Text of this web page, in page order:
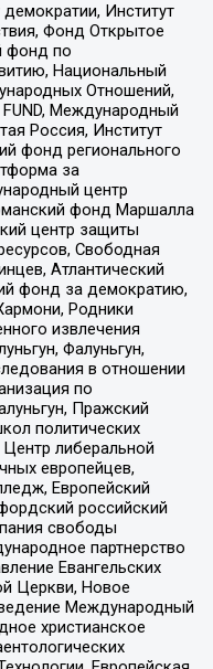
Институт
Фонд Открытое
фонд по
Национальный
Отношений,
FUND, Международный
Россия, Институт
фонд регионального
за
центр
фонд Маршалла
центр защиты
Свободная
Атлантический
фонд за демократию,
Родники
извлечения
Фалуньгун,
в отношении
по
Пражский
политических
либеральной
европейцев,
Европейский
российский
свободы
партнерство
Евангельских
Церкви, Новое
Международный
христианское